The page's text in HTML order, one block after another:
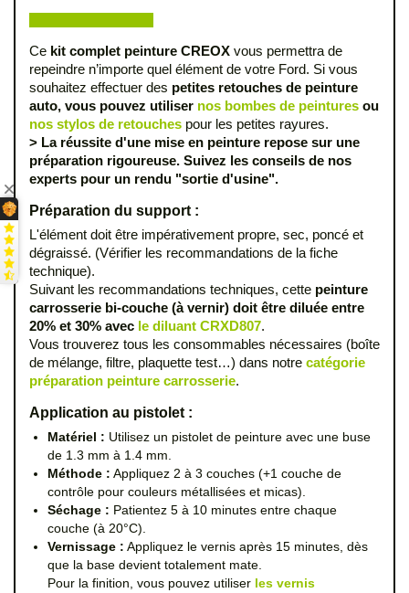
Ce kit complet peinture CREOX vous permettra de
repeindre n’importe quel élément de votre Ford. Si vous
souhaitez effectuer des petites retouches de peinture
auto, vous pouvez utiliser nos bombes de peintures ou
nos stylos de retouches pour les petites rayures.
> La réussite d'une mise en peinture repose sur une
préparation rigoureuse. Suivez les conseils de nos
experts pour un rendu "sortie d'usine".
Préparation du support :
L'élément doit être impérativement propre, sec, poncé et
dégraissé. (Vérifier les recommandations de la fiche
technique).
Suivant les recommandations techniques, cette peinture
carrosserie bi-couche (à vernir) doit être diluée entre
20% et 30% avec le diluant CRXD807.
Vous trouverez tous les consommables nécessaires (boîte
de mélange, filtre, plaquette test…) dans notre catégorie
préparation peinture carrosserie.
Application au pistolet :
Matériel : Utilisez un pistolet de peinture avec une buse
de 1.3 mm à 1.4 mm.
Méthode : Appliquez 2 à 3 couches (+1 couche de
contrôle pour couleurs métallisées et micas).
Séchage : Patientez 5 à 10 minutes entre chaque
couche (à 20°C).
Vernissage : Appliquez le vernis après 15 minutes, dès
que la base devient totalement mate.
Pour la finition, vous pouvez utiliser les vernis